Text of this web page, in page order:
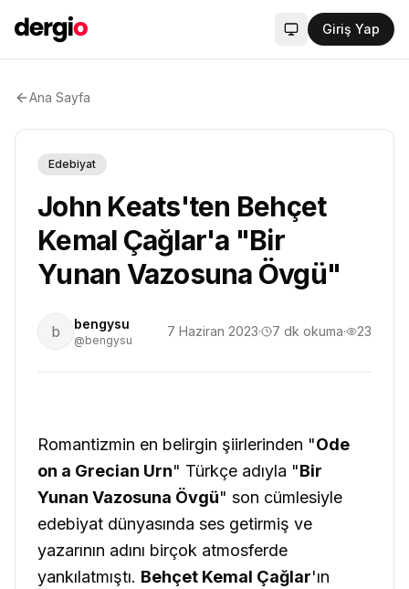
Sistem modu aktif
Giriş Yap
Ana Sayfa
Edebiyat
John Keats'ten Behçet
Kemal Çağlar'a "Bir
Yunan Vazosuna Övgü"
b bengysu
@bengysu
7 Haziran 2023· 7 dk okuma· 23
Romantizmin en belirgin şiirlerinden "Ode
on a Grecian Urn" Türkçe adıyla "Bir
Yunan Vazosuna Övgü" son cümlesiyle
edebiyat dünyasında ses getirmiş ve
yazarının adını birçok atmosferde
yankılatmıştı. Behçet Kemal Çağlar'ın